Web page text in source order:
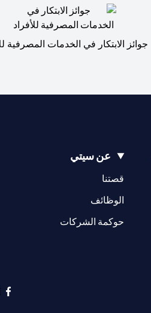
جوائز الابتكار في الخدمات المصرفية
عن سيتي
قصتنا
(opens in a new tab)
الوظائف
(opens in a new tab)
حوكمة الشركات
(opens in a new tab)